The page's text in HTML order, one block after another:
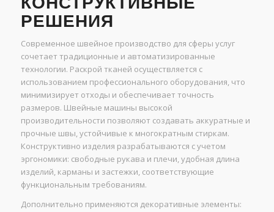
РЕШЕНИЯ
Современное швейное производство для сферы услуг
сочетает традиционные и автоматизированные
технологии. Раскрой тканей осуществляется с
использованием профессионального оборудования, что
минимизирует отходы и обеспечивает точность
размеров. Швейные машины высокой
производительности позволяют создавать аккуратные и
прочные швы, устойчивые к многократным стиркам.
Конструктивно изделия разрабатываются с учетом
эргономики: свободные рукава и плечи, удобная длина
изделий, карманы и застежки, соответствующие
функциональным требованиям.
Дополнительно применяются декоративные элементы: